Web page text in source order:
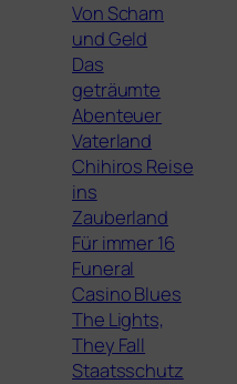
Von Scham
und Geld
Das
geträumte
Abenteuer
Vaterland
Chihiros Reise
ins
Zauberland
Für immer 16
Funeral
Casino Blues
The Lights,
They Fall
Staatsschutz